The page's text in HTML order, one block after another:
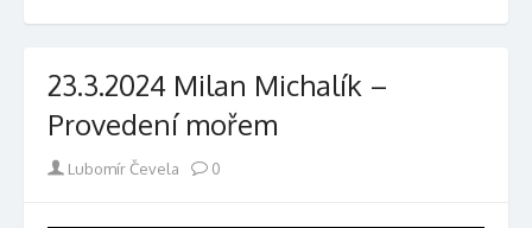
23.3.2024 Milan Michalík –
Provedení mořem
AuthorLubomír Čevela 0